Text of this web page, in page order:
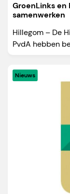
GroenLinks en
samenwerken
Hillegom – De
PvdA hebben
Nieuws